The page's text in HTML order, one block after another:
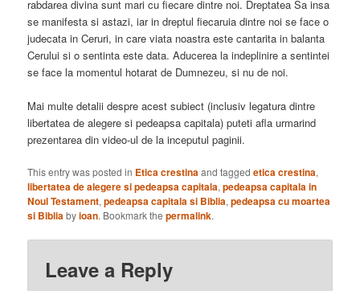
rabdarea divina sunt mari cu fiecare dintre noi. Dreptatea Sa insa
se manifesta si astazi, iar in dreptul fiecaruia dintre noi se face o
judecata in Ceruri, in care viata noastra este cantarita in balanta
Cerului si o sentinta este data. Aducerea la indeplinire a sentintei
se face la momentul hotarat de Dumnezeu, si nu de noi.
Mai multe detalii despre acest subiect (inclusiv legatura dintre
libertatea de alegere si pedeapsa capitala) puteti afla urmarind
prezentarea din video-ul de la inceputul paginii.
This entry was posted in Etica crestinaand taggedetica crestina,
libertatea de alegere si pedeapsa capitala,pedeapsa capitala in
Noul Testament,pedeapsa capitala si Biblia,pedeapsa cu moartea
si Bibliabyioan. Bookmark thepermalink.
Leave a Reply